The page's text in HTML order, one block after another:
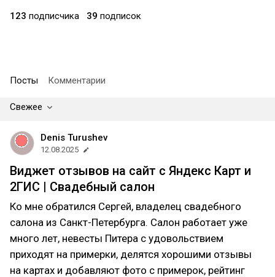
123 подписчика 39 подписок
Посты Комментарии
Свежее
Denis Turushev
12.08.2025
Виджет отзывов на сайт c Яндекс Карт и
2ГИС | Свадебный салон
Ко мне обратился Сергей, владелец свадебного
салона из Санкт-Петербурга. Салон работает уже
много лет, невесты Питера с удовольствием
приходят на примерки, делятся хорошими отзывы
на картах и добавляют фото с примерок, рейтинг